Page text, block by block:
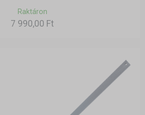
Raktáron
7 990,00 Ft